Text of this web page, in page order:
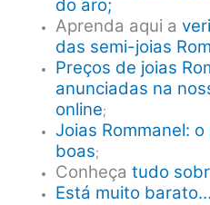
do aro;
Aprenda aqui a
das semi-joias
Preços de joias
anunciadas na
online;
Joias Rommanel:
boas;
Conheçatudo
Está muito